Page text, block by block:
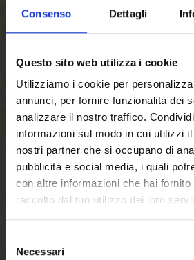
Consenso Dettagli
Questo sito web utilizza i cookie
Utilizziamo i cookie per
annunci, per fornire funzionalità dei
analizzare il nostro traffico.
informazioni sul modo in cui utilizzi
nostri partner che si occupano di
pubblicità e social media, i quali
con altre informazioni che hai fornito
raccolto dal tuo utilizzo dei loro
delNecessari
per gruppi più numerosi che
un’esperienza gastronomica unica.
specialità birrarie di casa FORST.
Informazioni e orari:
Ore 11:30 – 23:00
sixtussaal@forst.it
PRENOTA UN